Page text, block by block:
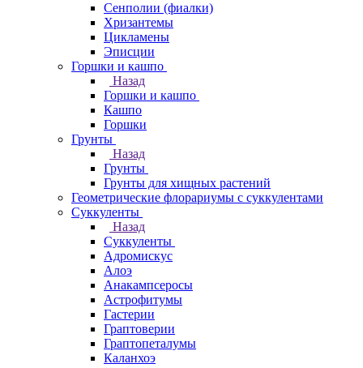
Сенполии (фиалки)
Хризантемы
Цикламены
Эписции
Горшки и кашпо
Назад
Горшки и кашпо
Кашпо
Горшки
Грунты
Назад
Грунты
Грунты для хищных растений
Геометрические флорариумы с суккулентами
Суккуленты
Назад
Суккуленты
Адромискус
Алоэ
Анакампсеросы
Астрофитумы
Гастерии
Граптоверии
Граптопеталумы
Каланхоэ